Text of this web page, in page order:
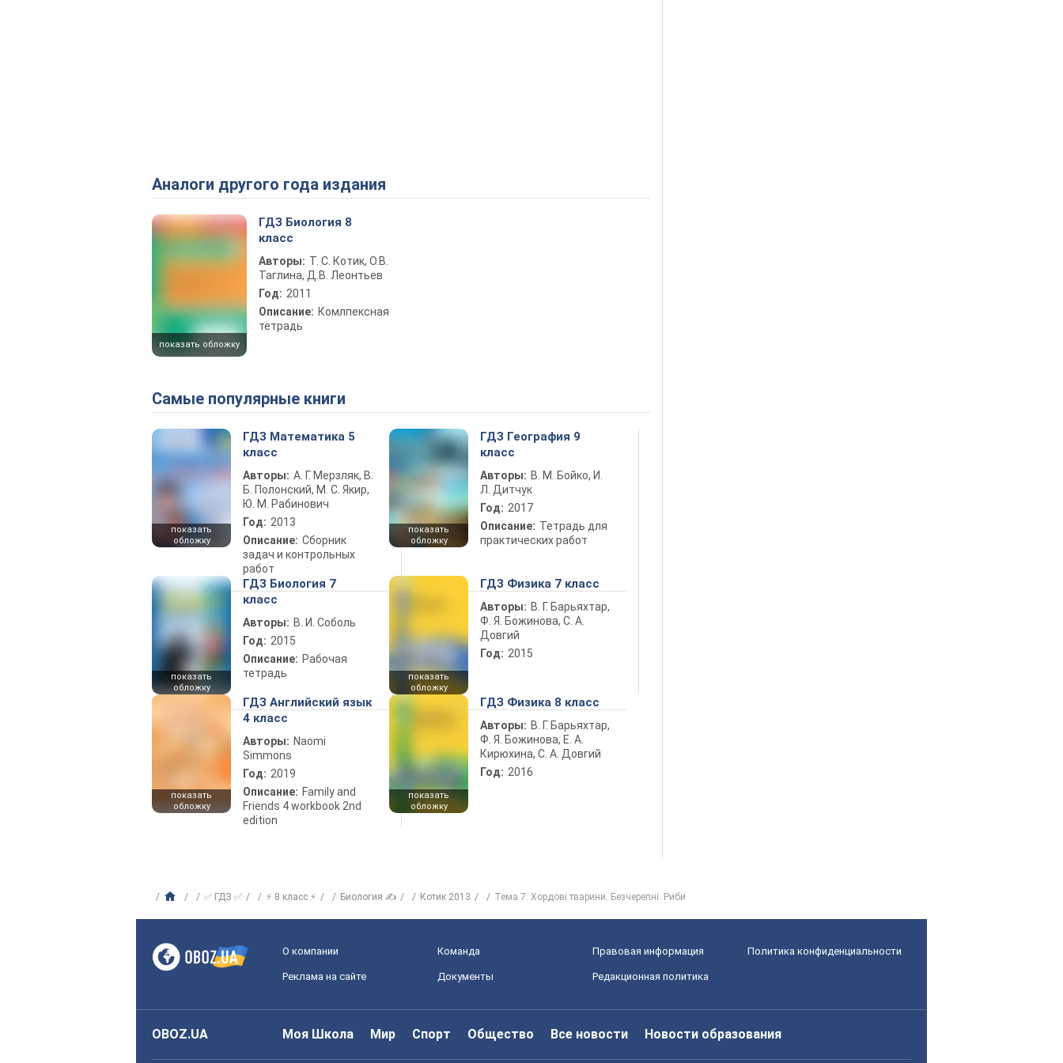
Аналоги другого года издания
показать обложку
ГДЗ Биология 8
класс
Авторы: Т. С. Котик, О.В.
Таглина, Д.В. Леонтьев
Год: 2011
Описание: Комлпексная
тетрадь
Самые популярные книги
показать
обложку
ГДЗ Математика 5
класс
Авторы: А. Г. Мерзляк, В.
Б. Полонский, М. С. Якир,
Ю. М. Рабинович
Год: 2013
Описание: Сборник
задач и контрольных
работ
показать
обложку
ГДЗ География 9
класс
Авторы: В. М. Бойко, И.
Л. Дитчук
Год: 2017
Описание: Тетрадь для
практических работ
показать
обложку
ГДЗ Биология 7
класс
Авторы: В. И. Соболь
Год: 2015
Описание: Рабочая
тетрадь
показать
обложку
ГДЗ Физика 7 класс
Авторы: В. Г. Барьяхтар,
Ф. Я. Божинова, С. А.
Довгий
Год: 2015
показать
обложку
ГДЗ Английский язык
4 класс
Авторы: Naomi
Simmons
Год: 2019
Описание: Family and
Friends 4 workbook 2nd
edition
показать
обложку
ГДЗ Физика 8 класс
Авторы: В. Г. Барьяхтар,
Ф. Я. Божинова, Е. А.
Кирюхина, С. А. Довгий
Год: 2016
✅ ГДЗ ✅ ⚡ 8 класс ⚡ Биология ✍ Котик 2013 Тема 7. Хордові тварини. Безчерепні. Риби
О компании Команда Правовая информация Политика конфиденциальности
Реклама на сайте Документы Редакционная политика
OBOZ.UA Моя Школа Мир Спорт Общество Все новости Новости образования